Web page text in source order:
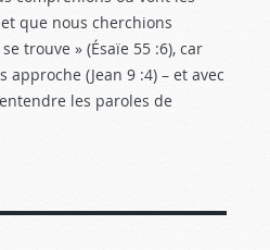
que nous cherchions
trouve » (Ésaïe 55 :6), car
approche (Jean 9 :4) – et avec
les paroles de